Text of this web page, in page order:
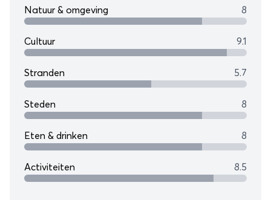
Natuur & omgeving 8
Cultuur 9.1
Stranden 5.7
Steden 8
Eten & drinken 8
Activiteiten 8.5